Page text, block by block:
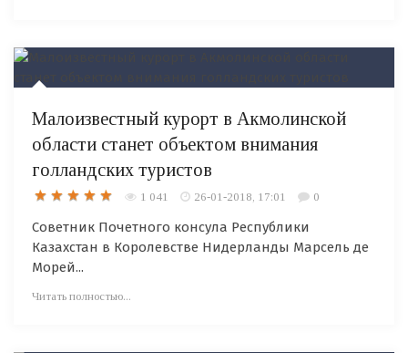
Малоизвестный курорт в Акмолинской
области станет объектом внимания
голландских туристов
1 041 26-01-2018, 17:01 0
Советник Почетного консула Республики
Казахстан в Королевстве Нидерланды Марсель де
Морей...
Читать полностью...